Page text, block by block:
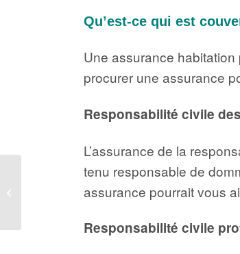
Qu’est-ce qui est
Une assurance
procurer une assurance
Responsabilité civile
L’assurance de la
tenu responsable de
assurance pourrait vous
Responsabilité civile
Pourquoi vous devriez
considérer l’assurance